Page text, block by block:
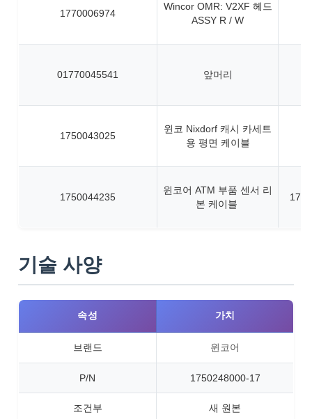
1770006974
Wincor OMR: V2XF 헤드
ASSY R / W
01770045541 앞머리
1750043025
윈코 Nixdorf 캐시 카세트
용 평면 케이블
1750044235
윈코어 ATM 부품 센서 리
본 케이블
기술 사양
속성 가치
브랜드 윈코어
P/N 1750248000-17
조건부 새 원본